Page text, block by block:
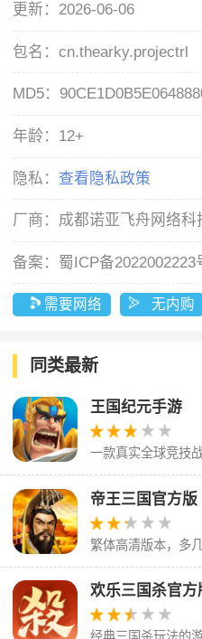
更新： 2026-06-06
包名：cn.thearky.projectrl
MD5：
年龄： 12+
隐私： 查看隐私政策
厂商： 成都诺亚飞舟网络科
备案： 蜀ICP备2022002223
需要网络 无内购
同类最新
王国纪元手游
一款真实全球竞技
帝王三国官方版
繁体高清版本，多
欢乐三国杀官方